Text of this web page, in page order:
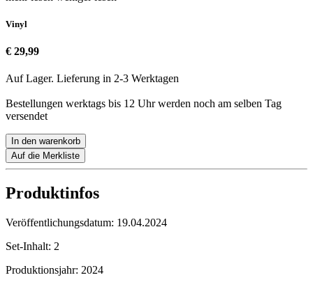
Vinyl
€ 29,99
Auf Lager. Lieferung in 2-3 Werktagen
Bestellungen werktags bis 12 Uhr werden noch am selben Tag
versendet
In den warenkorb
Auf die Merkliste
Produktinfos
Veröffentlichungsdatum: 19.04.2024
Set-Inhalt: 2
Produktionsjahr: 2024